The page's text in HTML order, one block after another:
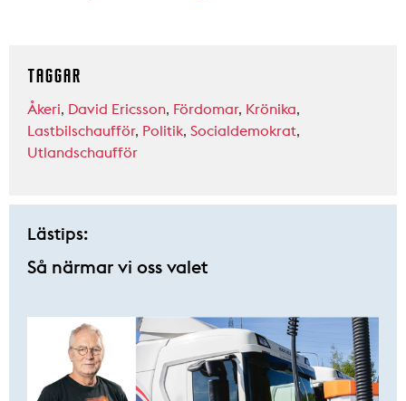
TAGGAR
Åkeri, David Ericsson, Fördomar, Krönika,
Lastbilschaufför, Politik, Socialdemokrat,
Utlandschaufför
Lästips:
Så närmar vi oss valet